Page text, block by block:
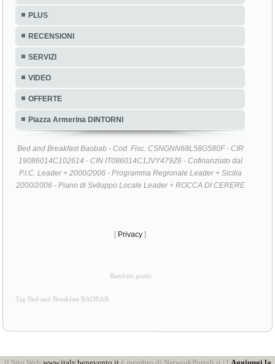
PLUS
RECENSIONI
SERVIZI
VIDEO
OFFERTE
Piazza Armerina DINTORNI
Bed and Breakfast Baobab - Cod. Fisc. CSNGNN68L58G580F - CIR
19086014C102614 - CIN IT086014C1JVY479Z6 - Cofinanziato dal
P.I.C. Leader + 2000/2006 - Programma Regionale Leader + Sicilia
2000/2006 - Piano di Sviluppo Locale Leader + ROCCA DI CERERE
[ Privacy ]
Bambini gratis
Tag Bed and Breakfast BAOBAB